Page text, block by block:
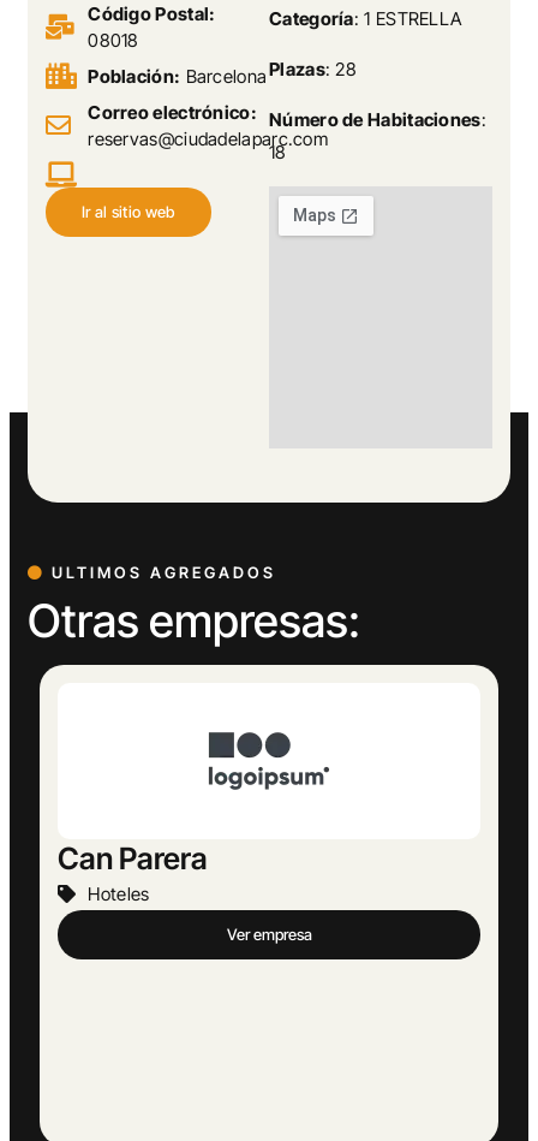
Categoría: 1 ESTRELLA
Plazas: 28
Número de Habitaciones:
18
Código Postal:
08018
Población: Barcelona
Correo electrónico:
reservas@ciudadelaparc.com
Ir al sitio web
ULTIMOS AGREGADOS
Otras empresas:
Europeu Parets de Baix
Hoteles
Ver empresa